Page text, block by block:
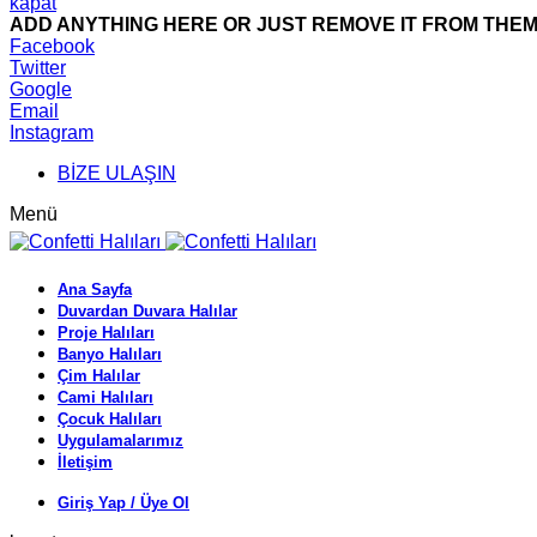
ADD ANYTHING HERE OR JUST REMOVE IT FROM
Facebook
Twitter
Google
Email
Instagram
BİZE ULAŞIN
Menü
Ana Sayfa
Duvardan Duvara Halılar
Proje Halıları
Banyo Halıları
Çim Halılar
Cami Halıları
Çocuk Halıları
Uygulamalarımız
İletişim
Giriş Yap / Üye Ol